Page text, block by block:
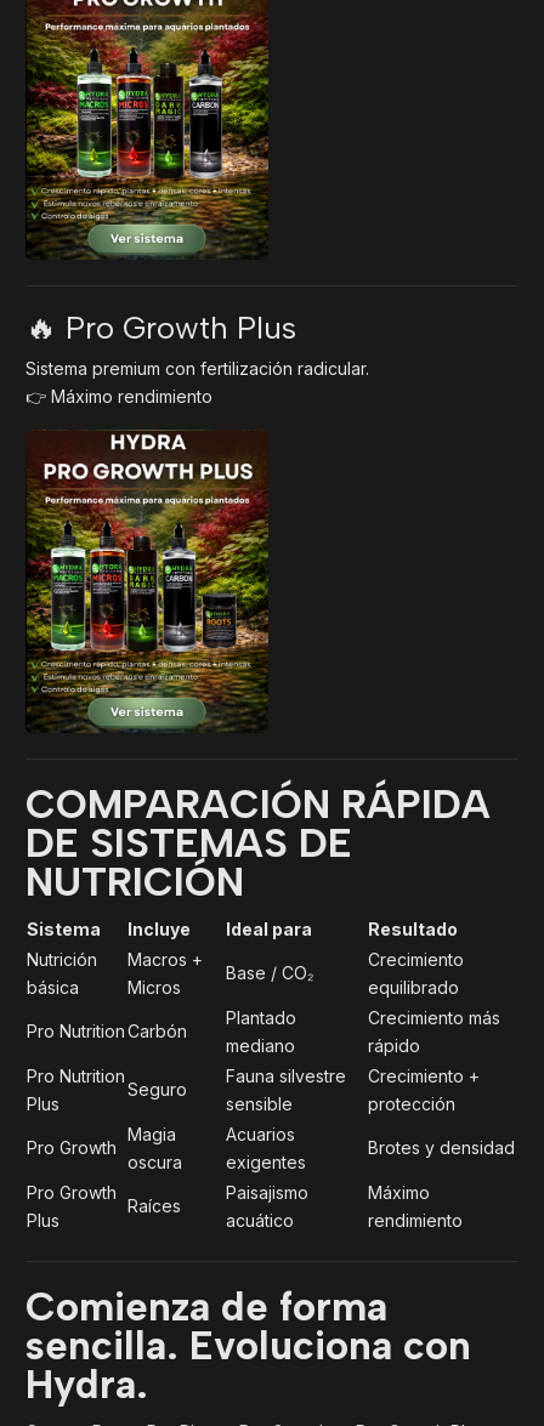
🔥 Pro Growth Plus
Sistema premium con fertilización radicular.
👉 Máximo rendimiento
COMPARACIÓN RÁPIDA
DE SISTEMAS DE
NUTRICIÓN
Sistema Incluye Ideal para
Resultado
Nutrición
básica
Macros +
Micros
Base / CO₂
Crecimiento
equilibrado
Pro NutritionCarbón
Plantado
mediano
Crecimiento más
rápido
Pro Nutrition
Plus
Seguro
Fauna silvestre
sensible
Crecimiento +
protección
Pro Growth
Magia
oscura
Acuarios
exigentes
Brotes y densidad
Pro Growth
Plus
Raíces
Paisajismo
acuático
Máximo
rendimiento
Comienza de forma
sencilla. Evoluciona con
Hydra.